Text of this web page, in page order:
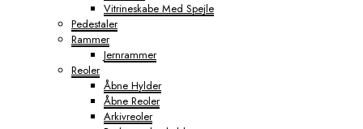
Vitrineskabe Med Spejle
Pedestaler
Rammer
Jernrammer
Reoler
Åbne Hylder
Åbne Reoler
Arkivreoler